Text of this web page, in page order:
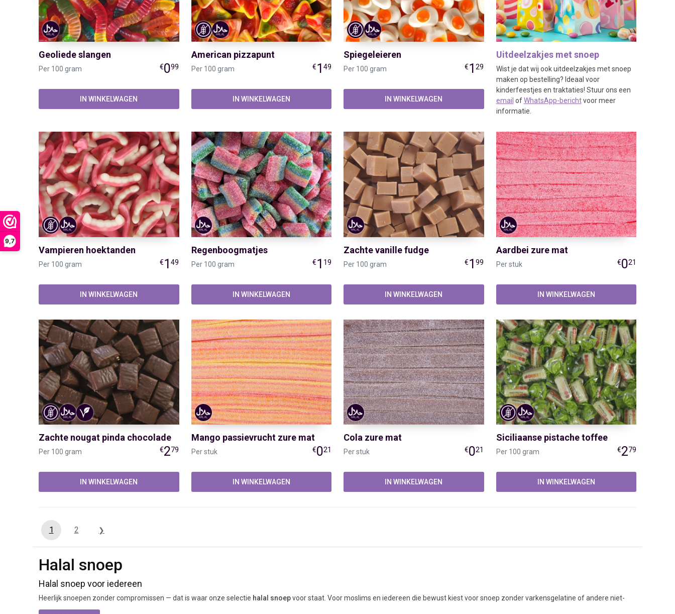
9,7
Geoliede slangen
Per 100 gram €099
IN WINKELWAGEN
American pizzapunt
Per 100 gram €1 49
IN WINKELWAGEN
Spiegeleieren
Per 100 gram €129
IN WINKELWAGEN
Uitdeelzakjes met snoep
Wist je dat wij ook uitdeelzakjes met snoep
maken op bestelling? Ideaal voor
kinderfeestjes en traktaties! Stuur ons een
email ofWhatsApp-berichtvoor meer
informatie.
Vampieren hoektanden
Per 100 gram €149
IN WINKELWAGEN
Regenboogmatjes
Per 100 gram €1 19
IN WINKELWAGEN
Zachte vanille fudge
Per 100 gram €199
IN WINKELWAGEN
Aardbei zure mat
Per stuk €021
IN WINKELWAGEN
Zachte nougat pinda chocolade
Per 100 gram €279
IN WINKELWAGEN
Mango passievrucht zure mat
Per stuk €021
IN WINKELWAGEN
Cola zure mat
Per stuk €021
IN WINKELWAGEN
Siciliaanse pistache toffee
Per 100 gram €279
IN WINKELWAGEN
1 2 ❯
Halal snoep
Halal snoep voor iedereen
Heerlijk snoepen zonder compromissen — dat is waar onze selectie halal snoepvoor staat. Voor moslims en iedereen die bewust kiest voor snoep zonder varkensgelatine of andere niet-
halal ingrediënten, bieden wij een zorgvuldig samengestelde collectie zachte snoepjes die voldoen aan de islamitische voedingsregels.
SNOEP SCHEPPEN
Drop
Harde snoepjes
Over ons
James Wattstraat 12 - 0.11